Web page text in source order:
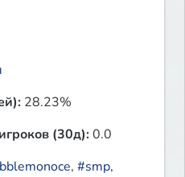
28.23%
(30д):0.0
, #smp,